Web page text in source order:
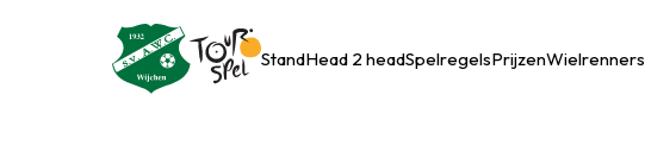
StandHead 2 headSpelregelsPrijzenWielrenners